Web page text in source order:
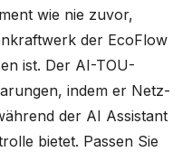
wie nie zuvor,
der EcoFlow
ist. Der AI-TOU-
indem er Netz-
der AI Assistant
bietet. Passen Sie